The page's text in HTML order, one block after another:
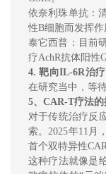
依奈利珠单抗：
性B细胞而发挥作
泰它西普：目前
疗AchR抗体阳性
4. 靶向IL-6R治疗
在研究当中，等
5、 CAR-T疗法的
对于传统治疗反
索。2025年11月
首个双特异性
这种疗法就像是